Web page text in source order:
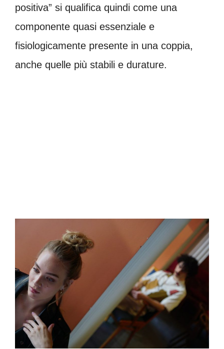
positiva” si qualifica quindi come una
componente quasi essenziale e
fisiologicamente presente in una coppia,
anche quelle più stabili e durature.